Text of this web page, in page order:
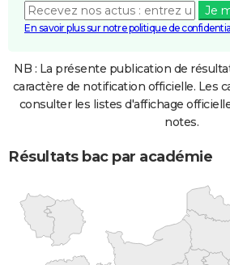
Je
En savoir plus sur notre politique de
NB : La présente publication de
caractère de notification officielle. Les
consulter les listes d'affichage
notes.
Résultats bac par académie